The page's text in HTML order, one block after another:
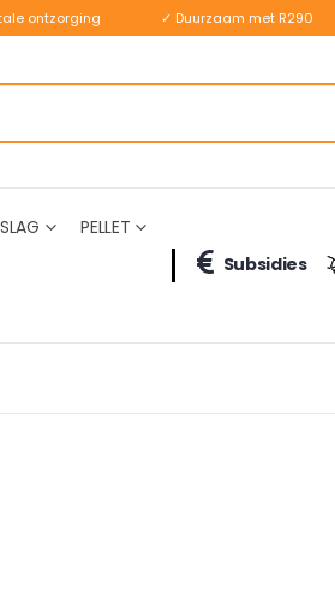
ontzorging ✓ Duurzaam met R290
PELLET
Subsidies